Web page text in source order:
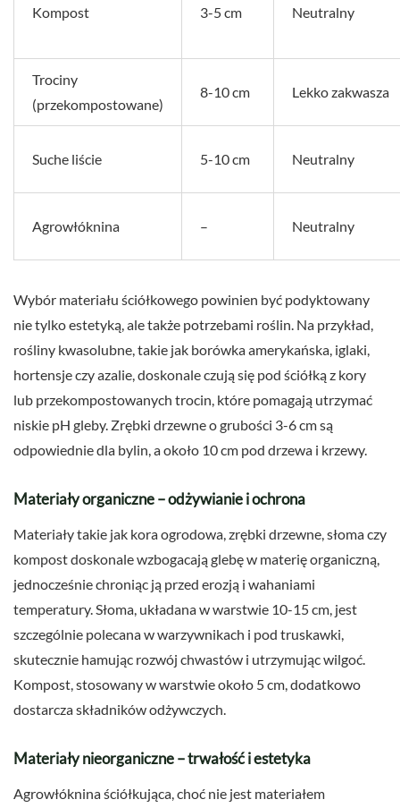
Kompost 3-5 cm Neutralny
Trociny
(przekompostowane)
8-10 cm Lekko zakwasza
Suche liście 5-10 cm Neutralny
Agrowłóknina – Neutralny
Wybór materiału ściółkowego powinien być podyktowany
nie tylko estetyką, ale także potrzebami roślin. Na przykład,
rośliny kwasolubne, takie jak borówka amerykańska, iglaki,
hortensje czy azalie, doskonale czują się pod ściółką z kory
lub przekompostowanych trocin, które pomagają utrzymać
niskie pH gleby. Zrębki drzewne o grubości 3-6 cm są
odpowiednie dla bylin, a około 10 cm pod drzewa i krzewy.
Materiały organiczne – odżywianie i ochrona
Materiały takie jak kora ogrodowa, zrębki drzewne, słoma czy
kompost doskonale wzbogacają glebę w materię organiczną,
jednocześnie chroniąc ją przed erozją i wahaniami
temperatury. Słoma, układana w warstwie 10-15 cm, jest
szczególnie polecana w warzywnikach i pod truskawki,
skutecznie hamując rozwój chwastów i utrzymując wilgoć.
Kompost, stosowany w warstwie około 5 cm, dodatkowo
dostarcza składników odżywczych.
Materiały nieorganiczne – trwałość i estetyka
Agrowłóknina ściółkująca, choć nie jest materiałem